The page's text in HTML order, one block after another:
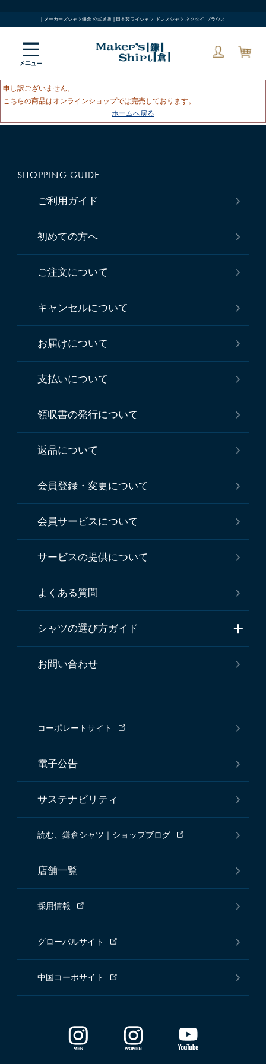
| メーカーズシャツ鎌倉 公式通販 | 日本製ワイシャツ ドレスシャツ ネクタイ ブラウス
申し訳ございません。
こちらの商品はオンラインショップでは完売しております。
ホームへ戻る
SHOPPING GUIDE
ご利用ガイド
初めての方へ
ご注文について
キャンセルについて
お届けについて
支払いについて
領収書の発行について
返品について
会員登録・変更について
会員サービスについて
サービスの提供について
よくある質問
シャツの選び方ガイド
お問い合わせ
コーポレートサイト
電子公告
サステナビリティ
読む、鎌倉シャツ｜ショップブログ
店舗一覧
採用情報
グローバルサイト
中国コーポサイト